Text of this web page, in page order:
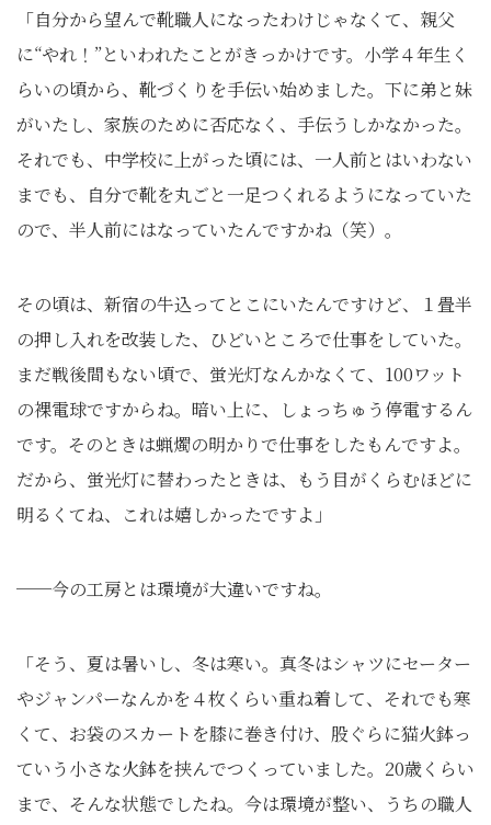
「自分から望んで靴職人になったわけじゃなくて、親父
に“やれ！”といわれたことがきっかけです。小学４年生く
らいの頃から、靴づくりを手伝い始めました。下に弟と妹
がいたし、家族のために否応なく、手伝うしかなかった。
それでも、中学校に上がった頃には、一人前とはいわない
までも、自分で靴を丸ごと一足つくれるようになっていた
ので、半人前にはなっていたんですかね（笑）。
その頃は、新宿の牛込ってとこにいたんですけど、１畳半
の押し入れを改装した、ひどいところで仕事をしていた。
まだ戦後間もない頃で、蛍光灯なんかなくて、100ワット
の裸電球ですからね。暗い上に、しょっちゅう停電するん
です。そのときは蝋燭の明かりで仕事をしたもんですよ。
だから、蛍光灯に替わったときは、もう目がくらむほどに
明るくてね、これは嬉しかったですよ」
──今の工房とは環境が大違いですね。
「そう、夏は暑いし、冬は寒い。真冬はシャツにセーター
やジャンパーなんかを４枚くらい重ね着して、それでも寒
くて、お袋のスカートを膝に巻き付け、股ぐらに猫火鉢っ
ていう小さな火鉢を挟んでつくっていました。20歳くらい
まで、そんな状態でしたね。今は環境が整い、うちの職人